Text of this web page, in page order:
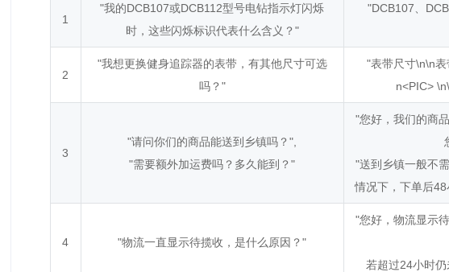
1
"我的DCB107或DCB112型号电钻指示灯闪烁
时，这些闪烁标识代表什么含义？"
"DCB107、
2
"我想更换健身追踪器的表带，有其他尺寸可选
吗？"
"表带尺寸\n\n
n<PIC>
3
"请问你们的商品能送到乡镇吗？",
"需要额外加运费吗？多久能到？"
"您好，我们的商
"送到乡镇一般不
情况下，下单后
4 "物流一直显示待揽收，是什么原因？"
"您好，物流显示
若超过24小时